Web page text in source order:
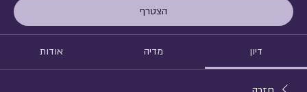
הצטרף
דיון מדיה אודות